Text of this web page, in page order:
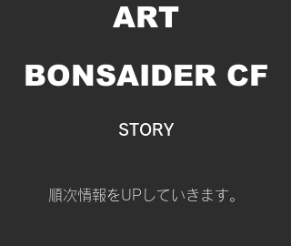
ART
BONSAIDER CF
STORY
​順次情報をUPしていきます。